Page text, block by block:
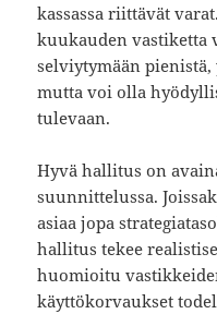
kassassa riittävät
kuukauden vastiketta
selviytymään
mutta voi olla
tulevaan.
Hyvä hallitus on
suunnittelussa.
asiaa jopa
hallitus tekee
huomioitu
käyttökorvaukset